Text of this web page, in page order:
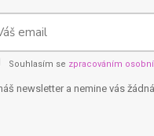
Souhlasím se zpracováním
newsletter a nemine vás